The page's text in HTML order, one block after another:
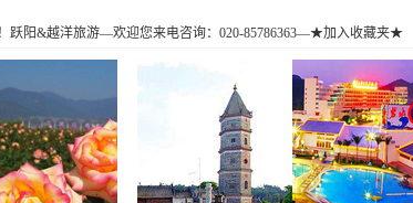
跃阳&越洋旅游—欢迎您来电咨询：020-85786363—★加入收藏夹★